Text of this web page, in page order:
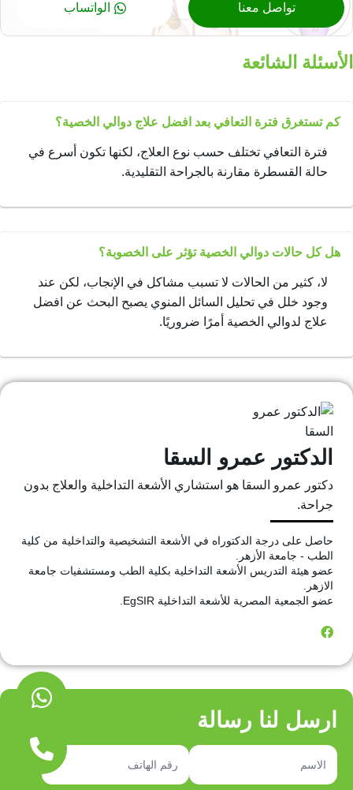
تواصل معنا الواتساب
الأسئلة الشائعة
كم تستغرق فترة التعافي بعد افضل علاج دوالي الخصية؟
فترة التعافي تختلف حسب نوع العلاج، لكنها تكون أسرع في
حالة القسطرة مقارنة بالجراحة التقليدية.
هل كل حالات دوالي الخصية تؤثر على الخصوبة؟
لا، كثير من الحالات لا تسبب مشاكل في الإنجاب، لكن عند
وجود خلل في تحليل السائل المنوي يصبح البحث عن افضل
علاج لدوالي الخصية أمرًا ضروريًا.
الدكتور عمرو السقا
دكتور عمرو السقا هو استشاري الأشعة التداخلية والعلاج بدون
جراحة.
حاصل على درجة الدكتوراه في الأشعة التشخيصية والتداخلية من كلية
الطب - جامعة الأزهر.
عضو هيئة التدريس الأشعة التداخلية بكلية الطب ومستشفيات جامعة
الازهر.
عضو الجمعية المصرية للأشعة التداخلية EgSIR.
ارسل لنا رسالة